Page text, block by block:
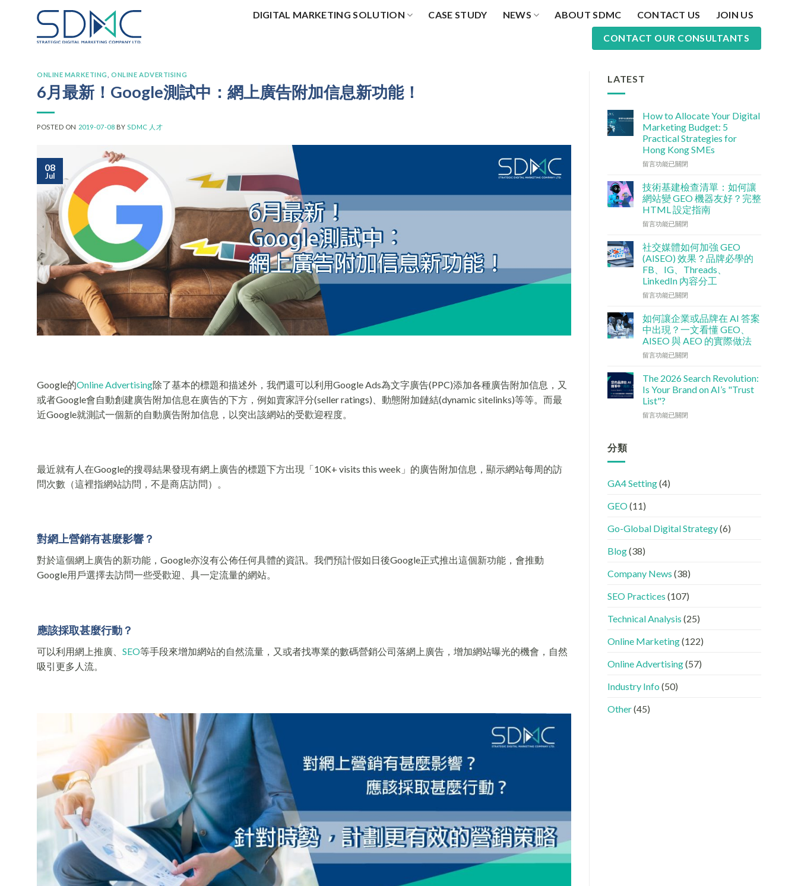
DIGITAL MARKETING SOLUTION CASE STUDY NEWS ABOUT SDMC CONTACT US JOIN US
CONTACT OUR CONSULTANTS
ONLINE MARKETING ,ONLINE ADVERTISING
6月最新！Google測試中：網上廣告附加信息新功能！
POSTED ON 2019-07-08 BY SDMC 人才
08
Jul
Google的Online Advertising除了基本的標題和描述外，我們還可以利用Google Ads為文字廣告(PPC)添加各種廣告附加信息，又
或者Google會自動創建廣告附加信息在廣告的下方，例如賣家評分(seller ratings)、動態附加鏈結(dynamic sitelinks)等等。而最
近Google就測試一個新的自動廣告附加信息，以突出該網站的受歡迎程度。
最近就有人在Google的搜尋結果發現有網上廣告的標題下方出現「10K+ visits this week」的廣告附加信息，顯示網站每周的訪
問次數（這裡指網站訪問，不是商店訪問）。
對網上營銷有甚麼影響？
對於這個網上廣告的新功能，Google亦沒有公佈任何具體的資訊。我們預計假如日後Google正式推出這個新功能，會推動
Google用戶選擇去訪問一些受歡迎、具一定流量的網站。
應該採取甚麼行動？
可以利用網上推廣、 SEO等手段來增加網站的自然流量，又或者找專業的數碼營銷公司落網上廣告，增加網站曝光的機會，自然
吸引更多人流。
LATEST
How to Allocate Your Digital
Marketing Budget: 5
Practical Strategies for
Hong Kong SMEs
在
碼
行
銷
預
算
分
配？
香
港
中
小
5
大
實
用
策
中
留言功能已關閉
技術基建檢查清單：如何讓
網站變 GEO 機器友好？完整
HTML 設定指南
在
術
基
建
檢
查
清
如
何
讓
網
站
GEO
機
器
友
好？
南〉
留言功能已關閉
社交媒體如何加強 GEO
(AISEO) 效果？品牌必學的
FB、IG、Threads、
LinkedIn 內容分工
在
交
媒
體
如
何
強
(AISEO)
效
果？
IG、
LinkedIn
容
工〉
中
留言功能已關閉
如何讓企業或品牌在 AI 答案
中出現？一文看懂 GEO、
AISEO 與 AEO 的實際做法
在
何
讓
企
業
或
中
現？
GEO、
與
的
際
中
留言功能已關閉
The 2026 Search Revolution:
Is Your Brand on AI’s "Trust
List"?
在
已
進
代
品
如
進
的
任
單」？〉
留言功能已關閉
分類
GA4 Setting(4)
GEO(11)
Go-Global Digital Strategy(6)
Blog(38)
Company News (38)
SEO Practices (107)
Technical Analysis (25)
Online Marketing(122)
Online Advertising(57)
Industry Info (50)
Other(45)